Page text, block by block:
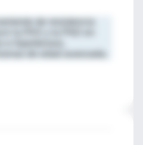
de resistencia